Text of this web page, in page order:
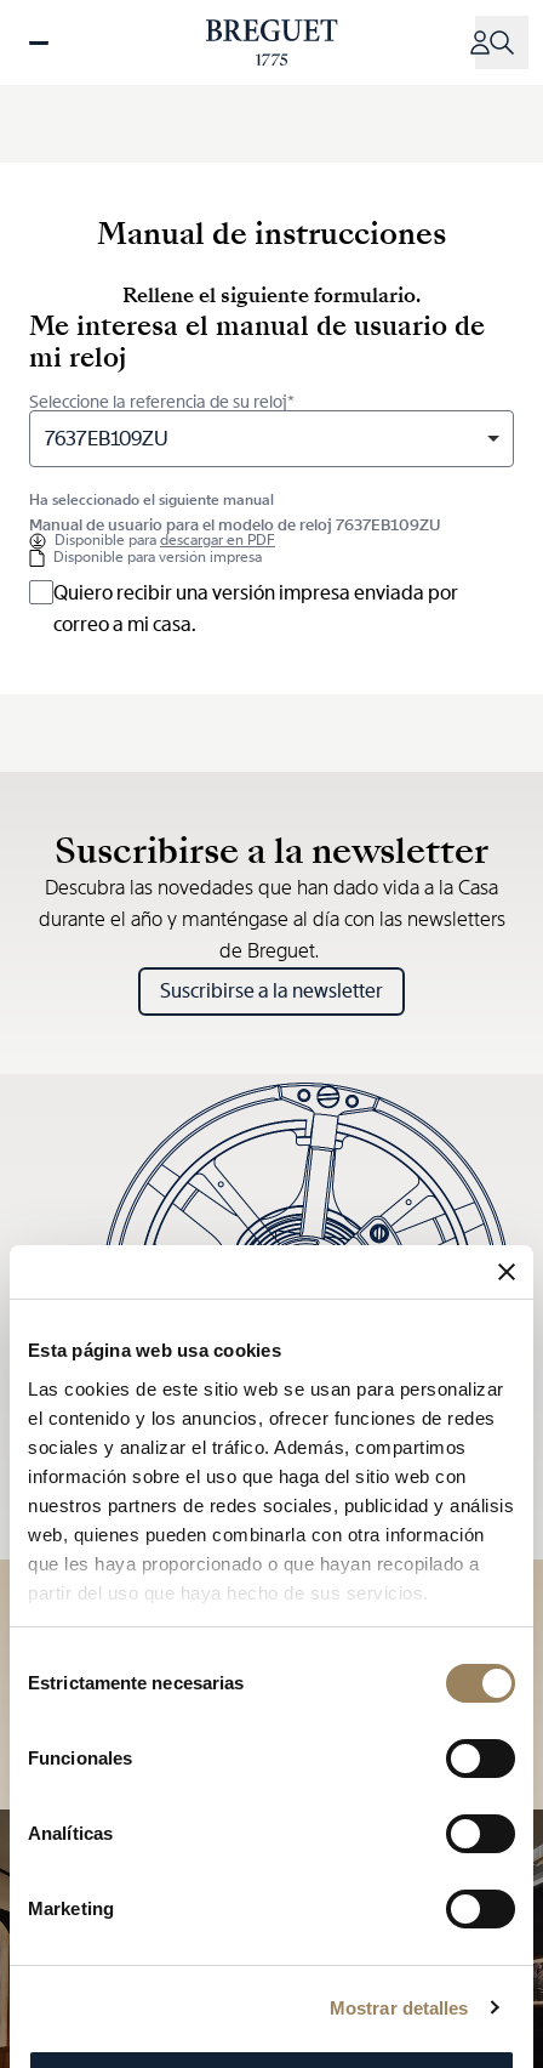
Esta página web usa cookies
Las cookies de este sitio web se usan para personalizar
el contenido y los anuncios, ofrecer funciones de redes
sociales y analizar el tráfico. Además, compartimos
información sobre el uso que haga del sitio web con
nuestros partners de redes sociales, publicidad y análisis
web, quienes pueden combinarla con otra información
que les haya proporcionado o que hayan recopilado a
partir del uso que haya hecho de sus servicios.
Estrictamente necesarias
Funcionales
Analíticas
Marketing
Mostrar detalles
Manual de instrucciones
Rellene el siguiente formulario.
Me interesa el manual de usuario de
mi reloj
Seleccione la referencia de su reloj*
7637EB109ZU
Ha seleccionado el siguiente manual
Manual de usuario para el modelo de reloj 7637EB109ZU
Disponible paradescargar en PDF
Disponible para versión impresa
Quiero recibir una versión impresa enviada por
correo a mi casa.
Suscribirse a la newsletter
Descubra las novedades que han dado vida a la Casa
durante el año y manténgase al día con las newsletters
de Breguet.
Suscribirse a la newsletter
Descubra nuestras
colecciones en boutique